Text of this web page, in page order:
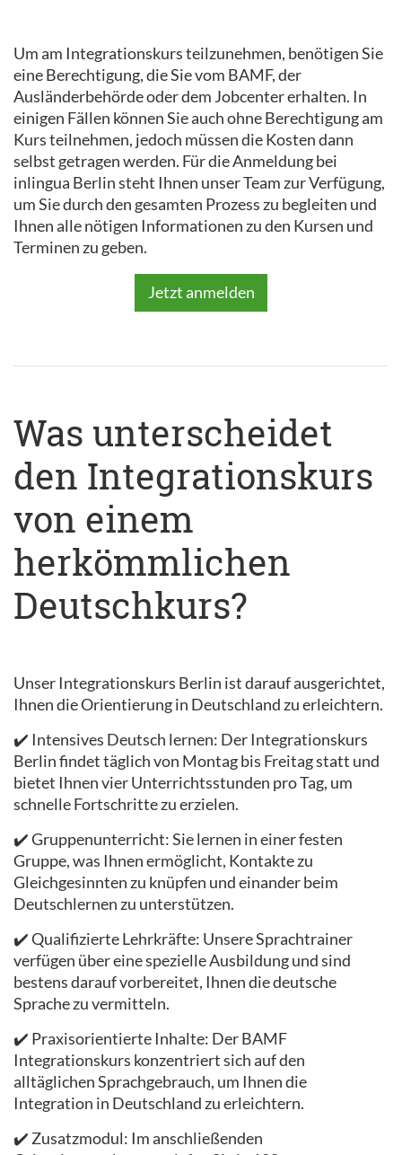
Um am Integrationskurs teilzunehmen, benötigen Sie
eine Berechtigung, die Sie vom BAMF, der
Ausländerbehörde oder dem Jobcenter erhalten. In
einigen Fällen können Sie auch ohne Berechtigung am
Kurs teilnehmen, jedoch müssen die Kosten dann
selbst getragen werden. Für die Anmeldung bei
inlingua Berlin steht Ihnen unser Team zur Verfügung,
um Sie durch den gesamten Prozess zu begleiten und
Ihnen alle nötigen Informationen zu den Kursen und
Terminen zu geben.
Jetzt anmelden
Was unterscheidet
den Integrationskurs
von einem
herkömmlichen
Deutschkurs?
Unser Integrationskurs Berlin ist darauf ausgerichtet,
Ihnen die Orientierung in Deutschland zu erleichtern.
✔️ Intensives Deutsch lernen: Der Integrationskurs
Berlin findet täglich von Montag bis Freitag statt und
bietet Ihnen vier Unterrichtsstunden pro Tag, um
schnelle Fortschritte zu erzielen.
✔️ Gruppenunterricht: Sie lernen in einer festen
Gruppe, was Ihnen ermöglicht, Kontakte zu
Gleichgesinnten zu knüpfen und einander beim
Deutschlernen zu unterstützen.
✔️ Qualifizierte Lehrkräfte: Unsere Sprachtrainer
verfügen über eine spezielle Ausbildung und sind
bestens darauf vorbereitet, Ihnen die deutsche
Sprache zu vermitteln.
✔️ Praxisorientierte Inhalte: Der BAMF
Integrationskurs konzentriert sich auf den
alltäglichen Sprachgebrauch, um Ihnen die
Integration in Deutschland zu erleichtern.
✔️ Zusatzmodul: Im anschließenden